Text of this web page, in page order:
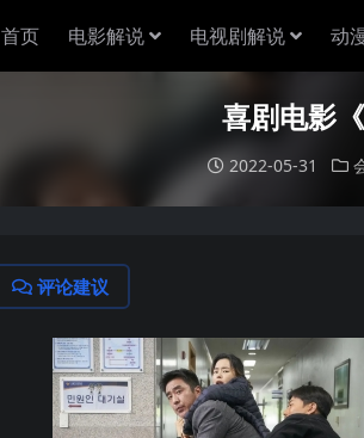
首页 电影解说 电视剧解说 动
喜剧电影
2022-05-31
评论建议